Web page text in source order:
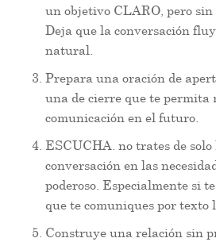
un objetivo CLARO, pero sin
Deja que la conversación
natural.
Prepara una oración de
una de cierre que te permita
comunicación en el futuro.
ESCUCHA. no trates de
conversación en las
poderoso. Especialmente si
que te comuniques por texto
Construye una relación sin